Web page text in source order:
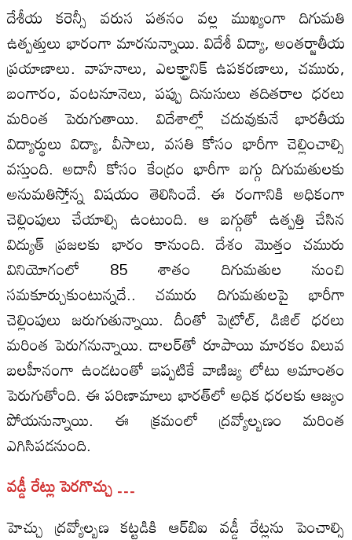
దేశీయ కరెన్సీ వరుస పతనం వల్ల ముఖ్యంగా దిగుమతి
ఉత్పత్తులు భారంగా మారనున్నాయి. విదేశీ విద్యా, అంతర్జాతీయ
ప్రయాణాలు. వాహనాలు, ఎలక్ట్రానిక్‌ ఉపకరణాలు, చమురు,
బంగారం, వంటనూనెలు, పప్పు దినుసులు తదితరాల ధరలు
మరింత పెరుగుతాయి. విదేశాల్లో చదువుకునే భారతీయ
విద్యార్థులు విద్యా, వీసాలు, వసతి కోసం భారీగా చెల్లించాల్సి
వస్తుంది. అదానీ కోసం కేంద్రం భారీగా బగ్గు దిగుమతులకు
అనుమతిస్తోన్న విషయం తెలిసిందే. ఈ రంగానికి అధికంగా
చెల్లింపులు చేయాల్సి ఉంటుంది. ఆ బగ్గుతో ఉత్పత్తి చేసిన
విద్యుత్‌ ప్రజలకు భారం కానుంది. దేశం మొత్తం చమురు
వినియోగంలో 85 శాతం దిగుమతుల నుంచి
సమకూర్చుకుంటున్నదే.. చమురు దిగుమతులపై భారీగా
చెల్లింపులు జరుగుతున్నాయి. దీంతో పెట్రోల్‌, డిజిల్‌ ధరలు
మరింత పెరుగనున్నాయి. డాలర్‌తో రూపాయి మారకం విలువ
బలహీనంగా ఉండటంతో ఇప్పటికే వాణిజ్య లోటు అమాంతం
పెరుగుతోంది. ఈ పరిణామాలు భారత్‌లో అధిక ధరలకు ఆజ్యం
పోయనున్నాయి. ఈ క్రమంలో ద్రవ్యోల్బణం మరింత
ఎగిసిపడనుంది.
వడ్డీ రేట్లు పెరగొచ్చు …
హెచ్చు ద్రవ్యోల్బణ కట్టడికి ఆర్‌బిఐ వడ్డీ రేట్లను పెంచాల్సి